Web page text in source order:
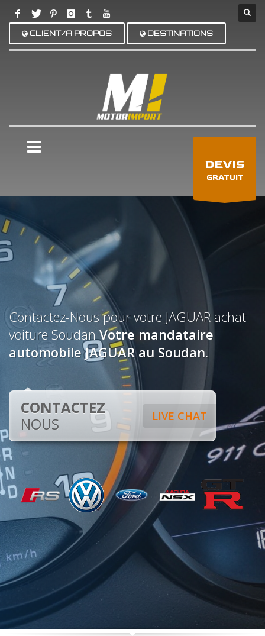
CLIENT/A PROPOS DESTINATIONS
DEVIS
GRATUIT
Contactez-Nous pour votre JAGUAR achat
voiture SoudanVotre mandataire
automobile JAGUAR au Soudan.
LIVE CHAT
CONTACTEZ
NOUS